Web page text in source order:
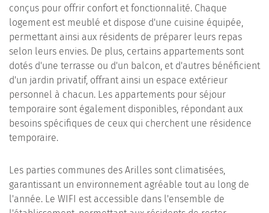
conçus pour offrir confort et fonctionnalité. Chaque
logement est meublé et dispose d'une cuisine équipée,
permettant ainsi aux résidents de préparer leurs repas
selon leurs envies. De plus, certains appartements sont
dotés d'une terrasse ou d'un balcon, et d'autres bénéficient
d'un jardin privatif, offrant ainsi un espace extérieur
personnel à chacun. Les appartements pour séjour
temporaire sont également disponibles, répondant aux
besoins spécifiques de ceux qui cherchent une résidence
temporaire.
Les parties communes des Arilles sont climatisées,
garantissant un environnement agréable tout au long de
l'année. Le WIFI est accessible dans l'ensemble de